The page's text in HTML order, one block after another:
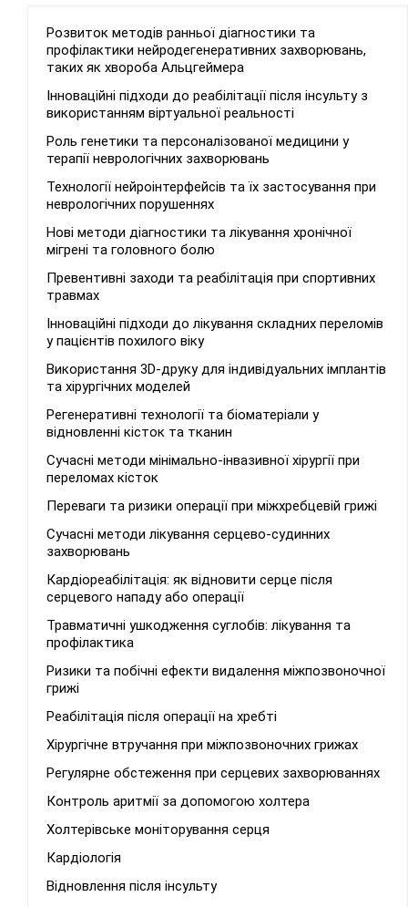
Розвиток методів ранньої діагностики та
профілактики нейродегенеративних захворювань,
таких як хвороба Альцгеймера
Інноваційні підходи до реабілітації після інсульту з
використанням віртуальної реальності
Роль генетики та персоналізованої медицини у
терапії неврологічних захворювань
Технології нейроінтерфейсів та їх застосування при
неврологічних порушеннях
Нові методи діагностики та лікування хронічної
мігрені та головного болю
Превентивні заходи та реабілітація при спортивних
травмах
Інноваційні підходи до лікування складних переломів
у пацієнтів похилого віку
Використання 3D-друку для індивідуальних імплантів
та хірургічних моделей
Регенеративні технології та біоматеріали у
відновленні кісток та тканин
Сучасні методи мінімально-інвазивної хірургії при
переломах кісток
Переваги та ризики операції при міжхребцевій грижі
Сучасні методи лікування серцево-судинних
захворювань
Кардіореабілітація: як відновити серце після
серцевого нападу або операції
Травматичні ушкодження суглобів: лікування та
профілактика
Ризики та побічні ефекти видалення міжпозвоночної
грижі
Реабілітація після операції на хребті
Хірургічне втручання при міжпозвоночних грижах
Регулярне обстеження при серцевих захворюваннях
Контроль аритмії за допомогою холтера
Холтерівське моніторування серця
Кардіологія
Відновлення після інсульту